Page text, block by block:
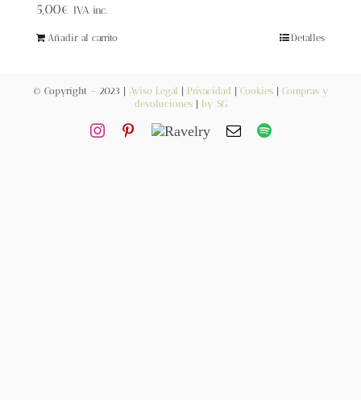
Contacto
Newsletter
5,00€ IVA inc.
Añadir al carrito Detalles
© Copyright – 2023 | Aviso Legal Privacidad Cookies| Compras y
devoluciones| by SG